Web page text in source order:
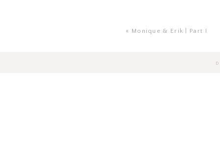
« Monique & Erik | Part I